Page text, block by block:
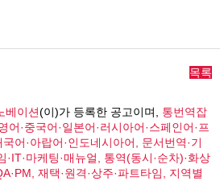
목록
베이션(이)가 등록한 공고이며, 통번역잡
·중국어·일본어·러시아어·스페인어·프
어·아랍어·인도네시아어, 문서번역·기
·IT·마케팅·매뉴얼, 통역(동시·순차)·화상
재택·원격·상주·파트타임, 지역별